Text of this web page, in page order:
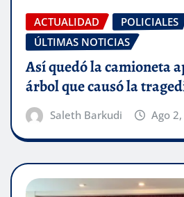
ACTUALIDAD POLICIALES
ÚLTIMAS NOTICIAS
Así quedó la camioneta
árbol que causó la
Saleth Barkudi Ago